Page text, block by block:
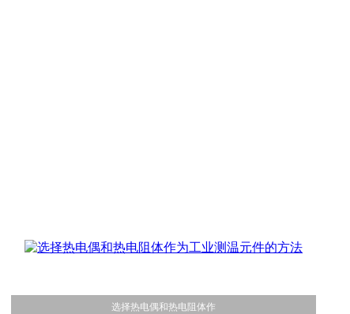
选择热电偶和热电阻体作